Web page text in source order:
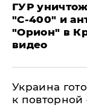
ГУР
"С‑400" и
"Орион" в
видео
Украина
к повторной